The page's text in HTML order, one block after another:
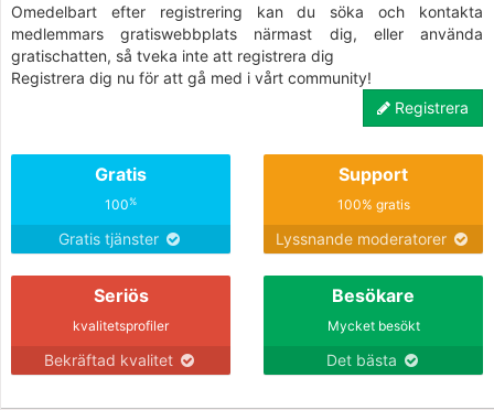
Omedelbart efter registrering kan du söka och kontakta
medlemmars gratiswebbplats närmast dig, eller använda
gratischatten, så tveka inte att registrera dig
Registrera dig nu för att gå med i vårt community!
Registrera
Gratis
100%
Gratis tjänster
Support
100% gratis
Lyssnande moderatorer
Seriös
kvalitetsprofiler
Bekräftad kvalitet
Besökare
Mycket besökt
Det bästa